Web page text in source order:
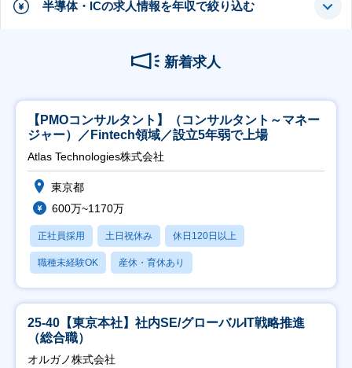
半導体・ICの求人情報を年収で絞り込む
新着求人
【PMOコンサルタント】（コンサルタント～マネー
ジャー）／Fintech領域／設立5年弱で上場
Atlas Technologies株式会社
東京都
600万~1170万
正社員採用 土日祝休み 休日120日以上
職種未経験OK 産休・育休あり
25-40【東京本社】社内SE/グローバルIT戦略推進
（総合職）
オルガノ株式会社